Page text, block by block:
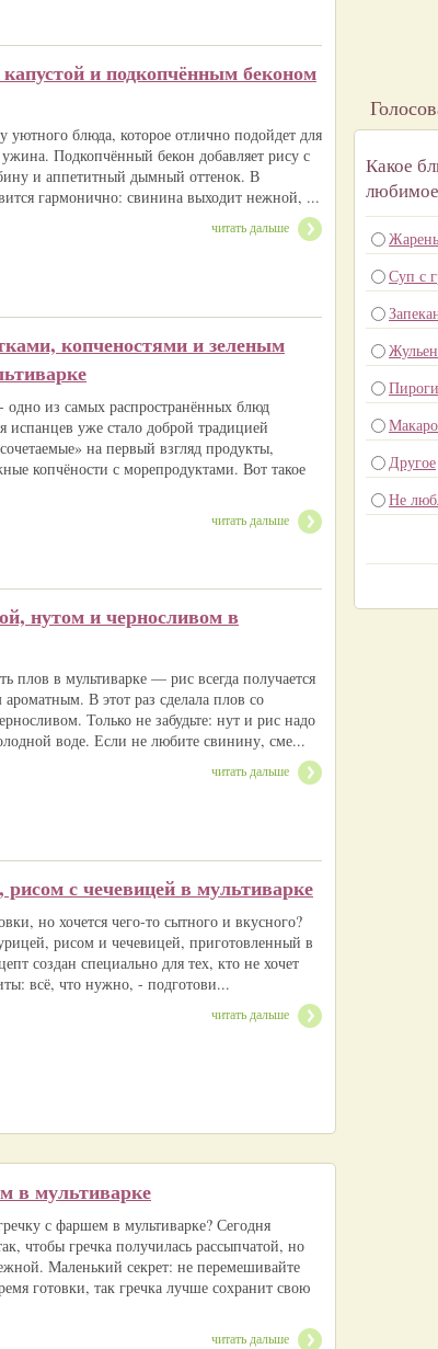
и подкопчённым беконом
уютного блюда, которое отлично подойдет для
Подкопчённый бекон добавляет рису с
и аппетитный дымный оттенок. В
гармонично: свинина выходит нежной, ...
читать дальше
копченостями и зеленым
одно из самых распространённых блюд
испанцев уже стало доброй традицией
на первый взгляд продукты,
копчёности с морепродуктами. Вот такое
читать дальше
нутом и черносливом в
плов в мультиварке — рис всегда получается
В этот раз сделала плов со
Только не забудьте: нут и рис надо
воде. Если не любите свинину, сме...
читать дальше
с чечевицей в мультиварке
но хочется чего‑то сытного и вкусного?
рисом и чечевицей, приготовленный в
создан специально для тех, кто не хочет
всё, что нужно, - подготови...
читать дальше
в мультиварке
с фаршем в мультиварке? Сегодня
чтобы гречка получилась рассыпчатой, но
Маленький секрет: не перемешивайте
готовки, так гречка лучше сохранит свою
читать дальше
Какое
Суп с
Жульен
Другое
Не